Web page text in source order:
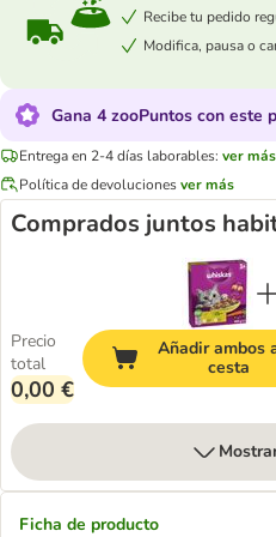
Recibe tu pedido
Modifica, pausa o
Gana 4 zooPuntos con este
Entrega en 2-4 días laborables: ver más
Política de devolucionesver más
Comprados juntos
Precio
total
0,00 €
Añadir ambos
cesta
Ficha de producto